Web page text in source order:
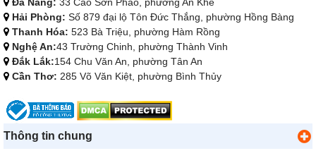
Đà Nẵng: 33 Cao Sơn Pháo, phường An Khê
Hải Phòng: Số 879 đại lộ Tôn Đức Thắng, phường Hồng Bàng
Thanh Hóa: 523 Bà Triệu, phường Hàm Rồng
Nghệ An:43 Trường Chinh, phường Thành Vinh
Đắk Lắk:154 Chu Văn An, phường Tân An
Cần Thơ: 285 Võ Văn Kiệt, phường Bình Thủy
Thông tin chung